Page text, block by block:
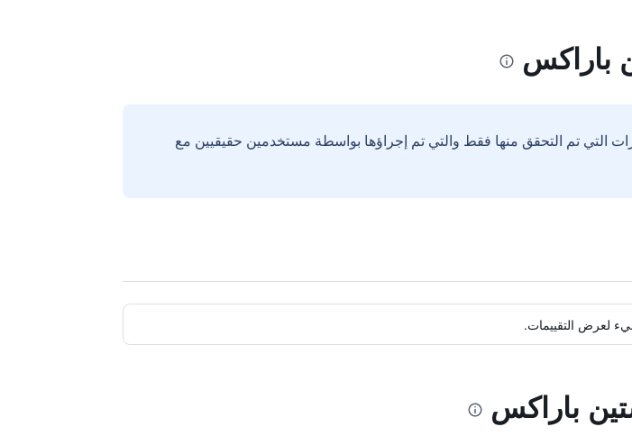
باراكس
التي تم التحقق منها فقط والتي تم إجراؤها بواسطة مستخدمين حقيقيين مع
لعرض التقييمات.
باراكس